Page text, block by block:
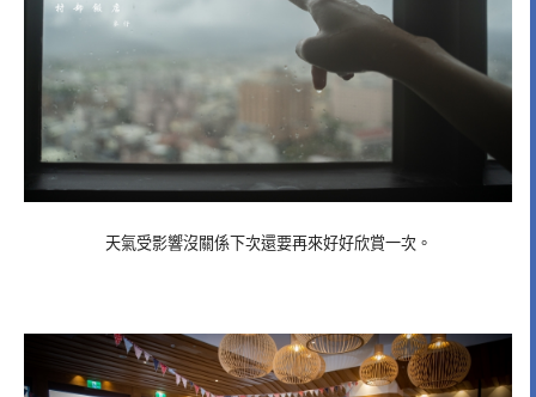
天氣受影響沒關係下次還要再來好好欣賞一次。